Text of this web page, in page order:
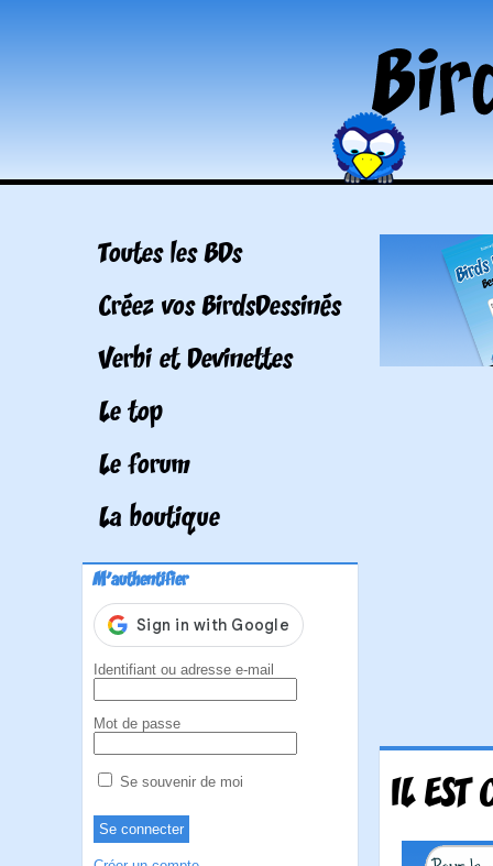
Toutes les BDs
Créez vos BirdsDessinés
Verbi et Devinettes
Le top
Le forum
La boutique
M'authentifier
Identifiant ou adresse e-mail
Mot de passe
Se souvenir de moi IL EST